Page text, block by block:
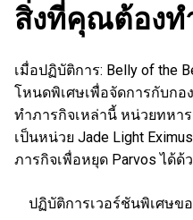
สิ่งที่คุณต้องท
เมื่อปฏิบัติการ: Belly of the
โหนดพิเศษเพื่อจัดการกับกอ
ทำภารกิจเหล่านี้ หน่วยทหา
เป็นหน่วย Jade Light
ภารกิจเพื่อหยุด Parvos ได้ด้
ปฏิบัติการเวอร์ชันพิเศษขอ